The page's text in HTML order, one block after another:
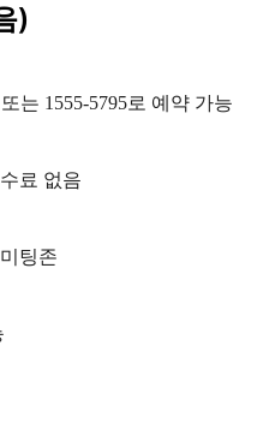
)
는 1555-5795로 예약 가능
료 없음
팅존